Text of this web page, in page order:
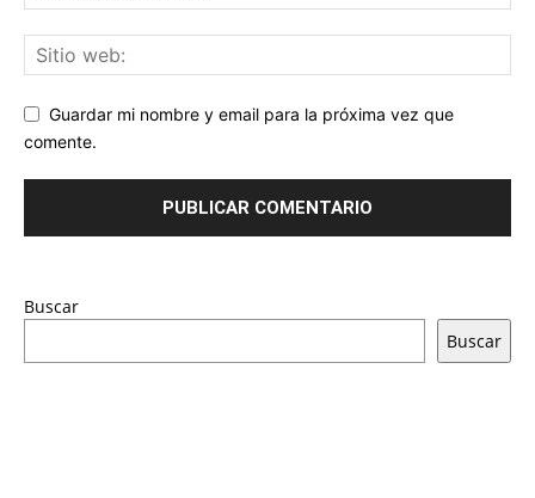
Guardar mi nombre y email para la próxima vez que
comente.
Buscar
Buscar